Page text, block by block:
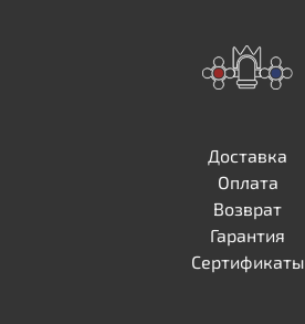
Доставка
Оплата
Возврат
Гарантия
Сертификаты